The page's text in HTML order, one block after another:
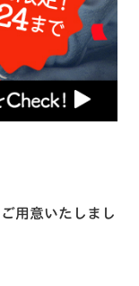
用意いたしまし